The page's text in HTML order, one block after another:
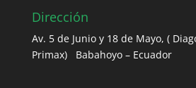
Dirección
Av. 5 de Junio y 18 de Mayo, (
Primax) Babahoyo – Ecuador